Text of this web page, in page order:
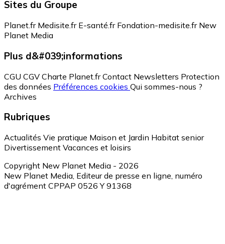
Sites du Groupe
Planet.fr Medisite.fr E-santé.fr Fondation-medisite.fr New
Planet Media
Plus d&#039;informations
CGU CGV Charte Planet.fr Contact Newsletters Protection
des données Préférences cookies Qui sommes-nous ?
Archives
Rubriques
Actualités Vie pratique Maison et Jardin Habitat senior
Divertissement Vacances et loisirs
Copyright New Planet Media - 2026
New Planet Media, Editeur de presse en ligne, numéro
d'agrément CPPAP 0526 Y 91368